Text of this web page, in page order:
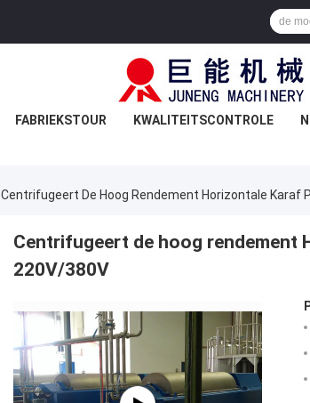
FABRIEKSTOUR KWALITEITSCONTROLE
Centrifugeert De Hoog Rendement Horizontale Karaf
Centrifugeert de hoog rendement
220V/380V